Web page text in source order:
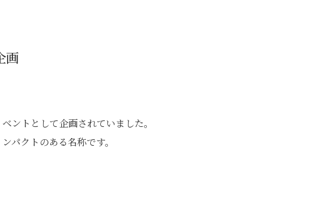
画
ントとして企画されていました。
パクトのある名称です。